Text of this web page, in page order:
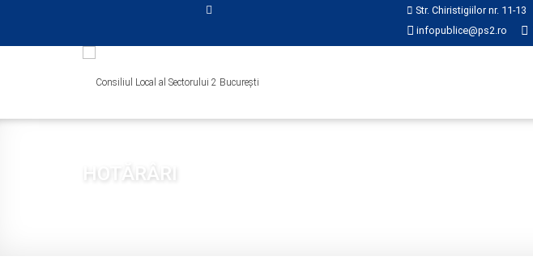
Str. Chiristigiilor nr. 11-13
infopublice@ps2.ro
HOTĂRÂRI